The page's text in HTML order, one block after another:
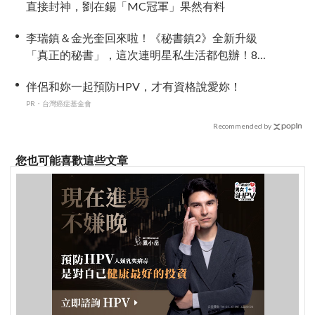
直接封神，劉在錫「MC冠軍」果然有料
李瑞鎮＆金光奎回來啦！《秘書鎮2》全新升級
「真正的秘書」，這次連明星私生活都包辦！8月
伴侶和妳一起預防HPV，才有資格說愛妳！
PR・台灣癌症基金會
Recommended by
您也可能喜歡這些文章